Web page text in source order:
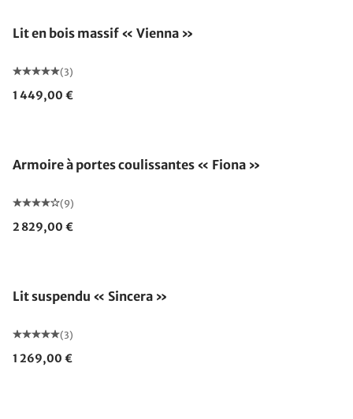
Lit en bois massif « Vienna »
(3)
1 449,00 €
Armoire à portes coulissantes « Fiona »
(9)
2 829,00 €
Lit suspendu « Sincera »
(3)
1 269,00 €